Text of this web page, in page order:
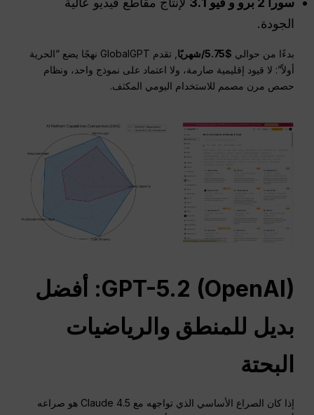
الجودة.
بدءًا من حوالي $5.75/شهريًا
, تقدم GlobalGPT نهجًا يضع “الحرية
أولاً”: لا قيود إقليمية صارمة، ولا اعتماد على نموذج واحد، ونظام
حصص مرن مصمم للاستخدام اليومي المكثف.
GPT-5.2 (OpenAI
): أفضل
بديل للمنطق والرياضيات
البحتة
إذا كان الصراع الأساسي الذي تواجهه مع Claude 4.5 هو صراعه